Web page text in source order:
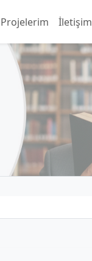
Projelerim İletişim